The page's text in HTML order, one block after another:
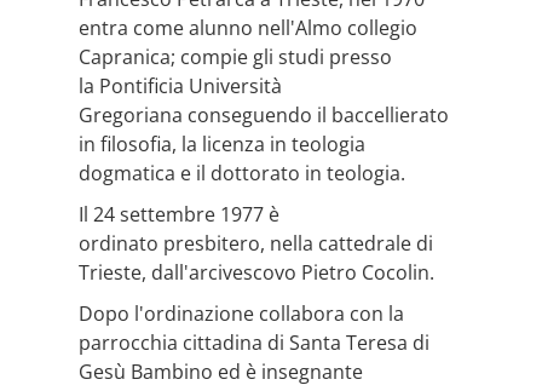
entra come alunno nell'Almo collegio
Capranica; compie gli studi presso
la Pontificia Università
Gregoriana conseguendo il baccellierato
in filosofia, la licenza in teologia
dogmatica e il dottorato in teologia.
Il 24 settembre 1977 è
ordinato presbitero, nella cattedrale di
Trieste, dall'arcivescovo Pietro Cocolin.
Dopo l'ordinazione collabora con la
parrocchia cittadina di Santa Teresa di
Gesù Bambino ed è insegnante